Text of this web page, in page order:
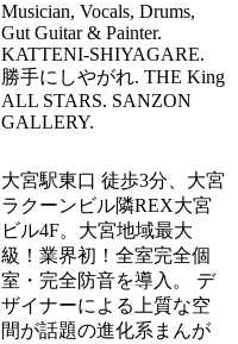
Musician, Vocals, Drums,
Gut Guitar & Painter.
KATTENI-SHIYAGARE.
勝手にしやがれ. THE King
ALL STARS. SANZON
GALLERY.
大宮駅東口 徒歩3分、大宮
ラクーンビル隣REX大宮
ビル4F。大宮地域最大
級！業界初！全室完全個
室・完全防音を導入。 デ
ザイナーによる上質な空
間が話題の進化系まんが